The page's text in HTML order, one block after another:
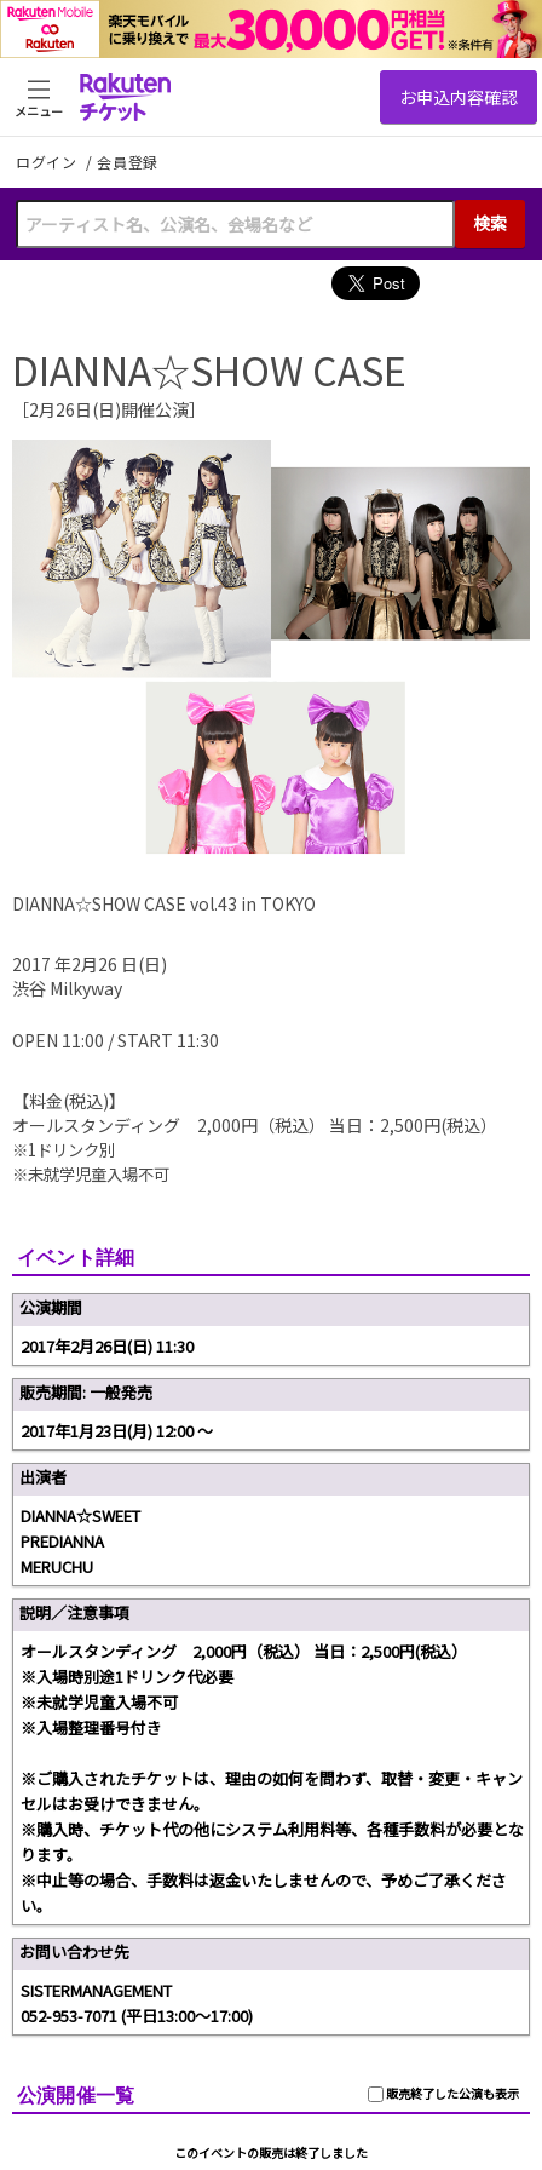
ログイン /会員登録
検索
メニュー
DIANNA☆SHOW CASE
［2月26日(日)開催公演］
DIANNA☆SHOW CASE vol.43 in TOKYO
2017 年2月26 日(日)
渋谷 Milkyway
OPEN 11:00 / START 11:30
【料金(税込)】
オールスタンディング 2,000円（税込） 当日：2,500円(税込）
※1ドリンク別
※未就学児童入場不可
イベント詳細
公演期間
2017年2月26日(日) 11:30
販売期間: 一般発売
2017年1月23日(月) 12:00 ～
出演者
DIANNA☆SWEET
PREDIANNA
MERUCHU
説明／注意事項
オールスタンディング 2,000円（税込） 当日：2,500円(税込）
※入場時別途1ドリンク代必要
※未就学児童入場不可
※入場整理番号付き
※ご購入されたチケットは、理由の如何を問わず、取替・変更・キャン
セルはお受けできません。
※購入時、チケット代の他にシステム利用料等、各種手数料が必要とな
ります。
※中止等の場合、手数料は返金いたしませんので、予めご了承くださ
い。
お問い合わせ先
SISTERMANAGEMENT
052-953-7071 (平日13:00～17:00)
販売終了した公演も表示
公演開催一覧
このイベントの販売は終了しました